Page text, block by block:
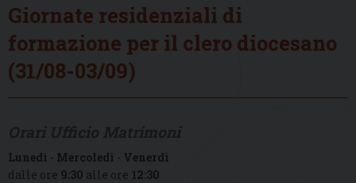
Giornate residenziali di
formazione per il clero diocesano
(31/08-03/09)
Lunedì - Mercoledì - Venerdì
dalle ore 9:30 alle ore 12:30